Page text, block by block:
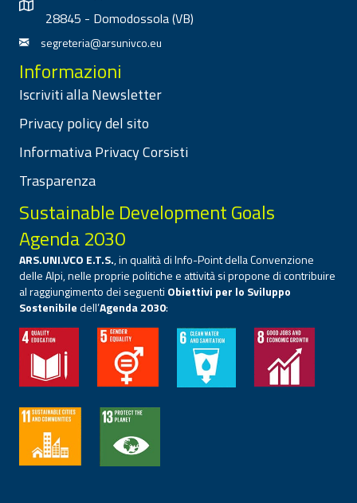
28845 - Domodossola (VB)
segreteria@arsunivco.eu
Informazioni
Iscriviti alla Newsletter
Privacy policy del sito
Informativa Privacy Corsisti
Trasparenza
Sustainable Development Goals
Agenda 2030
ARS.UNI.VCO E.T.S., in qualità di Info-Point della Convenzione
delle Alpi, nelle proprie politiche e attività si propone di contribuire
al raggiungimento dei seguenti Obiettivi per lo Sviluppo
Sostenibiledell’Agenda 2030: